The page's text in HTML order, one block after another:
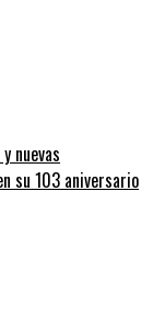
nuevas
su 103 aniversario